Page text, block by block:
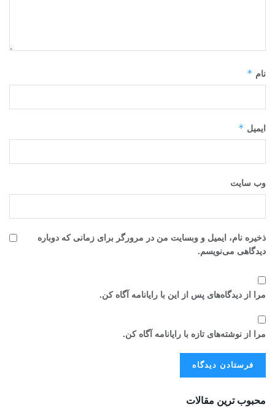
نام *
ایمیل *
وب‌ سایت
ذخیره نام، ایمیل و وبسایت من در مرورگر برای زمانی که دوباره
دیدگاهی می‌نویسم.
مرا از دیدگاه‌های پس از این با رایانامه آگاه کن.
مرا از نوشته‌های تازه با رایانامه آگاه کن.
محبوب ترین مقالات